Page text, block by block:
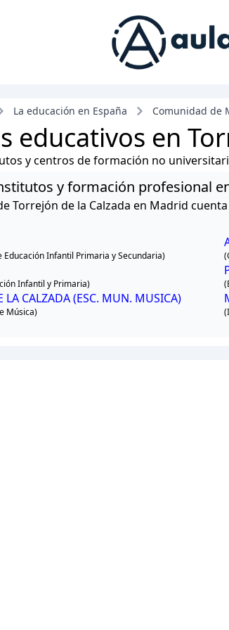
La educación en España Comunidad de
educativos en
y centros de formación no
y formación profesional
Torrejón de la Calzada en Madrid
Educación Infantil Primaria y Secundaria)
Infantil y Primaria)
LA CALZADA (ESC. MUN. MUSICA)
Música)